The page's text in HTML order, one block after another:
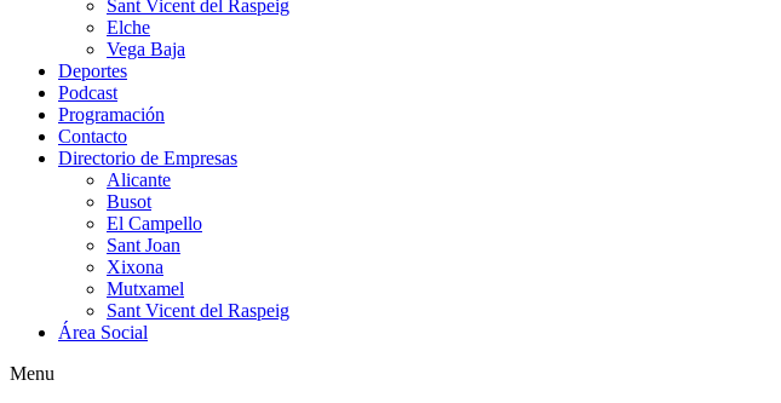
Sant Vicent del Raspeig
Elche
Vega Baja
Deportes
Podcast
Programación
Contacto
Directorio de Empresas
Alicante
Busot
El Campello
Sant Joan
Xixona
Mutxamel
Sant Vicent del Raspeig
Área Social
Menu